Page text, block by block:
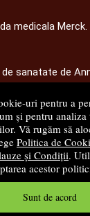
uri pentru a
și pentru
Vă rugăm să
Politica de
și Condiții.
acestor
Sunt de acord
medicala
sanatate de
S.C. M.G. Net
onlinecreat de